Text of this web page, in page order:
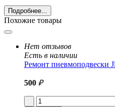
Подробнее...
Похожие товары
Нет отзывов
Есть в наличии
Ремонт пневмоподвески
500 ₽